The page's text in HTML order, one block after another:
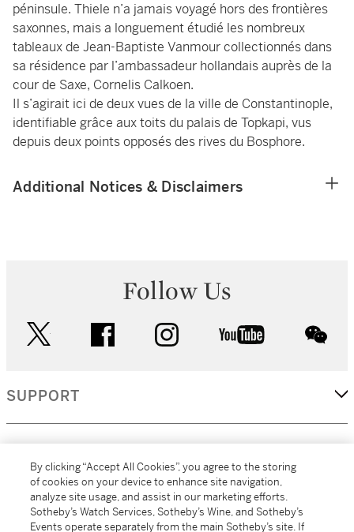
péninsule. Thiele n’a jamais voyagé hors des frontières
saxonnes, mais a longuement étudié les nombreux
tableaux de Jean-Baptiste Vanmour collectionnés dans
sa résidence par l’ambassadeur hollandais auprès de la
cour de Saxe, Cornelis Calkoen.
Il s’agirait ici de deux vues de la ville de Constantinople,
identifiable grâce aux toits du palais de Topkapi, vus
depuis deux points opposés des rives du Bosphore.
Additional Notices & Disclaimers
Follow Us
facebook instagram youtube
SUPPORT
MORE...
By clicking “Accept All Cookies”, you agree to the storing
of cookies on your device to enhance site navigation,
analyze site usage, and assist in our marketing efforts.
Sotheby’s Watch Services, Sotheby’s Wine, and Sotheby’s
Events operate separately from the main Sotheby’s site. If